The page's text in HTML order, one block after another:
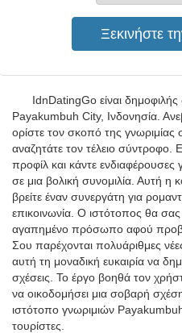
IdnDatingGo είναι
Payakumbuh City, Ινδονησία.
ορίστε τον σκοπό της γνωριμίας
αναζητάτε τον τέλειο σύντροφο.
προφίλ και κάντε ενδιαφέρουσες
σε μια βολική συνομιλία. Αυτή η
βρείτε έναν συνεργάτη για
επικοινωνία. Ο ιστότοπος θα σας
αγαπημένο πρόσωπο αφού
Σου παρέχονται πολυάριθμες
αυτή τη μοναδική ευκαιρία να
σχέσεις. Το έργο βοηθά τον
να οικοδομήσει μια σοβαρή
ιστότοπο γνωριμιών
τουρίστες.